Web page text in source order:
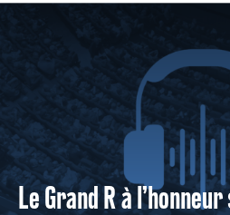
Le Grand R à